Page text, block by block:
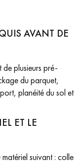
AVANT DE
de plusieurs pré-
du parquet,
planéité du sol et
ET LE
suivant : colle